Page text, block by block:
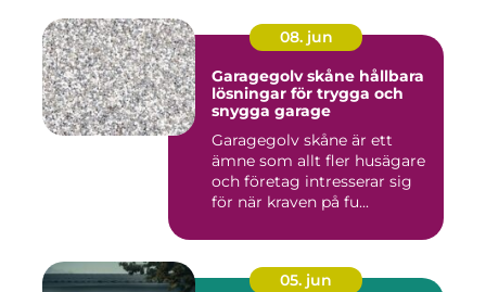
08. jun
Garagegolv skåne hållbara
lösningar för trygga och
snygga garage
Garagegolv skåne är ett
ämne som allt fler husägare
och företag intresserar sig
för när kraven på fu...
05. jun